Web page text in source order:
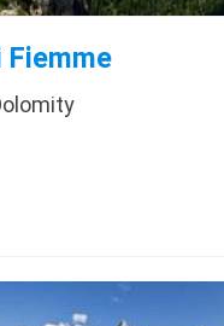
Fiemme